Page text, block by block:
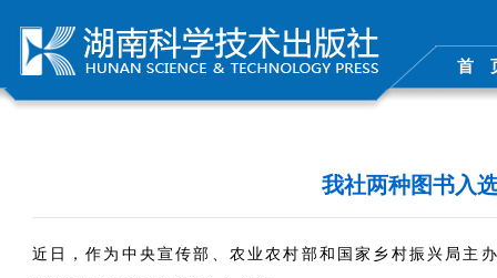
首
我社两种图书入
近日，作为中央宣传部、农业农村部和国家乡村振兴局主